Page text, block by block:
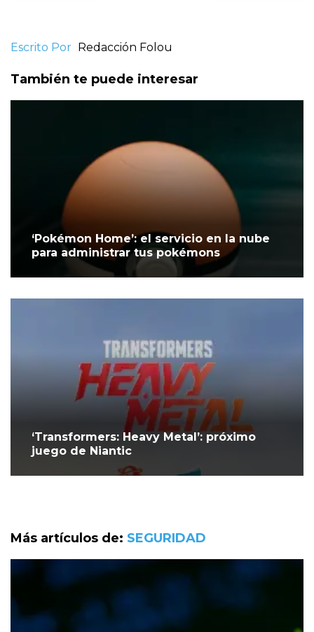
Escrito Por Redacción Folou
También te puede interesar
‘Pokémon Home’: el servicio en la nube
para administrar tus pokémons
‘Transformers: Heavy Metal’: próximo
juego de Niantic
Más artículos de: SEGURIDAD